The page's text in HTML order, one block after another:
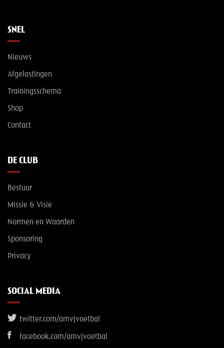
SNEL
Nieuws
Afgelastingen
Trainingsschema
Shop
Contact
DE CLUB
Bestuur
Missie & Visie
Normen en Waarden
Sponsoring
Privacy
SOCIAL MEDIA
twitter.com/amvjvoetbal
facebook.com/amvjvoetbal